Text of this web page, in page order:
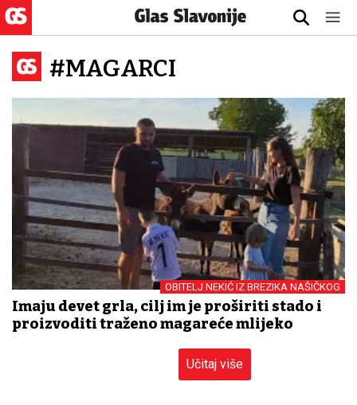
#MAGARCI
OBITELJ NEKIĆ IZ BREZIKA NAŠIČKOG
Imaju devet grla, cilj im je proširiti stado i
proizvoditi traženo magareće mlijeko
Učitaj više